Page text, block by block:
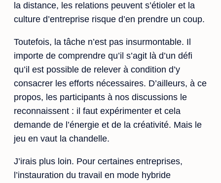
la distance, les relations peuvent s’étioler et la
culture d’entreprise risque d’en prendre un coup.
Toutefois, la tâche n’est pas insurmontable. Il
importe de comprendre qu’il s’agit là d’un défi
qu’il est possible de relever à condition d’y
consacrer les efforts nécessaires. D’ailleurs, à ce
propos, les participants à nos discussions le
reconnaissent : il faut expérimenter et cela
demande de l’énergie et de la créativité. Mais le
jeu en vaut la chandelle.
J’irais plus loin. Pour certaines entreprises,
l’instauration du travail en mode hybride